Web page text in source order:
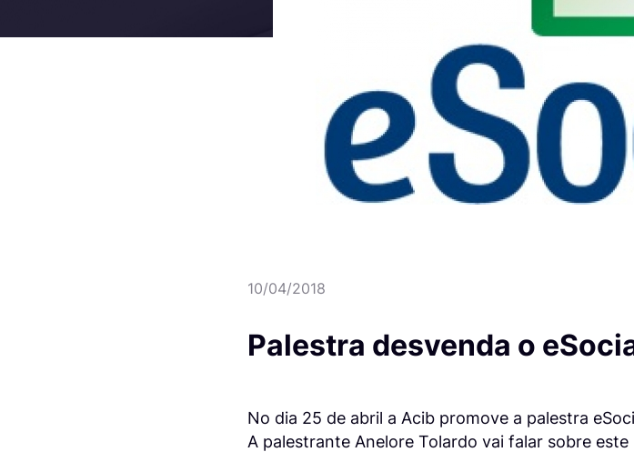
10/04/2018
Palestra desvenda o
No dia 25 de abril a Acib promove a palestra
A palestrante Anelore Tolardo vai falar sobre